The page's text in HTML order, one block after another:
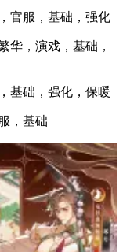
官服，基础，强化
华，演戏，基础，
基础，强化，保暖
，基础